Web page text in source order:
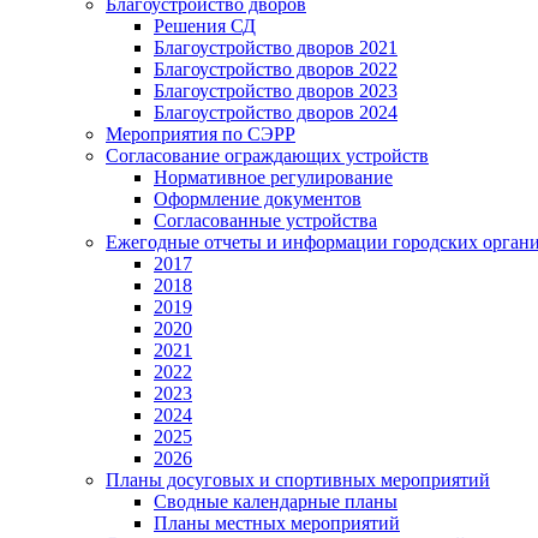
Благоустройство дворов
Решения СД
Благоустройство дворов 2021
Благоустройство дворов 2022
Благоустройство дворов 2023
Благоустройство дворов 2024
Мероприятия по СЭРР
Согласование ограждающих устройств
Нормативное регулирование
Оформление документов
Согласованные устройства
Ежегодные отчеты и информации городских
2017
2018
2019
2020
2021
2022
2023
2024
2025
2026
Планы досуговых и спортивных мероприятий
Сводные календарные планы
Планы местных мероприятий